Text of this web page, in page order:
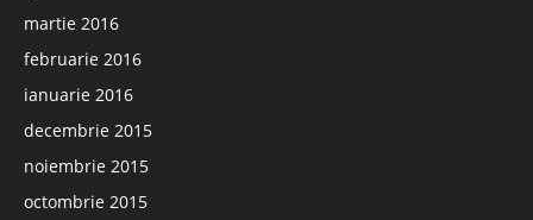
martie 2016
februarie 2016
ianuarie 2016
decembrie 2015
noiembrie 2015
octombrie 2015